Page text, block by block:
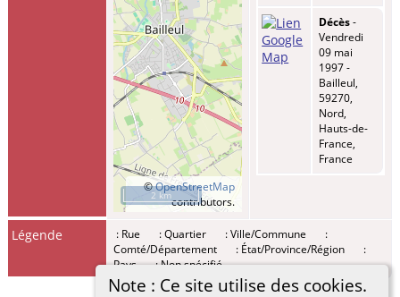
Note : Ce site utilise des cookies.
©OpenStreetMap
contributors.
2 km
Décès-
Vendredi
09 mai
1997 -
Bailleul,
59270,
Nord,
Hauts-de-
France,
France
Légende : Rue : Quartier : Ville/Commune
:
Comté/Département
: État/Province/Région
:
Pays: Non spécifié